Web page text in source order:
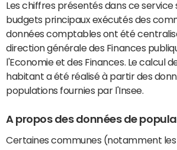
Les chiffres présentés dans ce service
budgets principaux exécutés des
données comptables ont été
direction générale des Finances
l'Economie et des Finances. Le calcul
habitant a été réalisé à partir des
populations fournies par l'Insee.
A propos des données de
Certaines communes (notamment